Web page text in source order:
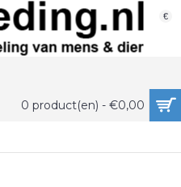
€
0 product(en) - €0,00